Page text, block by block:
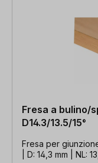
Fresa a bulino/
D14.3/13.5/15°
Fresa per
| D: 14,3 mm | NL: